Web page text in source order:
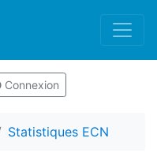
Connexion
Statistiques ECN